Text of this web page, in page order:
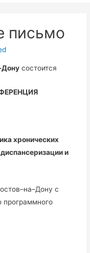
письмо
Дону состоится
хронических
и
с
программного